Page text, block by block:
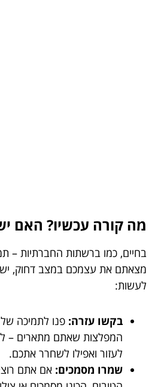
מה קורה עכשיו? האם
בחיים, כמו ברשתות החברתיות –
מצאתם את עצמכם במצב דחוק, יש
לעשות:
בקשו עזרה: פנו לתמיכה
המפלצות שאתם מתארים –
לעזור ואפילו לשחרר אתכם.
שמרו מסמכים: אם אתם